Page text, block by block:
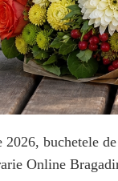
buchetele
Online